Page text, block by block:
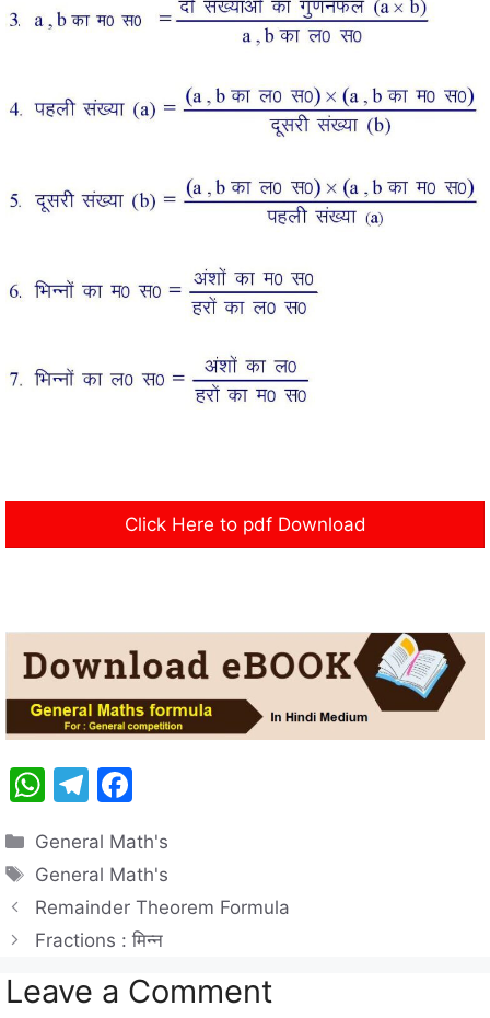
Click Here to pdf Download
W
at
s
A
p
p
T
e
gr
a
m
c
e
b
o
o
Categories
General Math's
Tags
General Math's
Remainder Theorem Formula
Fractions : मिन्न
Leave a Comment